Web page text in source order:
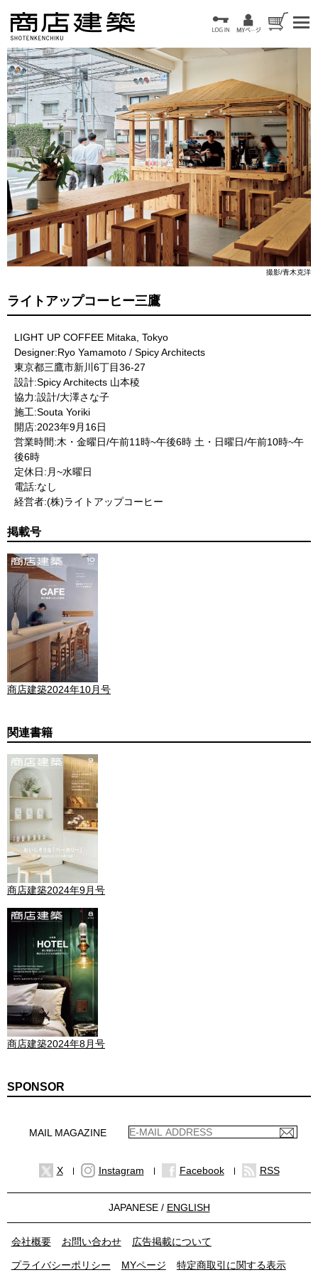
撮影/青木克洋
ライトアップコーヒー三鷹
LIGHT UP COFFEE Mitaka, Tokyo
Designer:Ryo Yamamoto / Spicy Architects
東京都三鷹市新川6丁目36-27
設計:Spicy Architects 山本稜
協力:設計/大澤さな子
施工:Souta Yoriki
開店:2023年9月16日
営業時間:木・金曜日/午前11時~午後6時 土・日曜日/午前10時~午
後6時
定休日:月~水曜日
電話:なし
経営者:(株)ライトアップコーヒー
掲載号
商店建築2024年10月号
関連書籍
商店建築2024年9月号
商店建築2024年8月号
SPONSOR
MAIL MAGAZINE
X Instagram Facebook RSS
JAPANESE / ENGLISH
会社概要 お問い合わせ 広告掲載について
プライバシーポリシー MYページ 特定商取引に関する表示